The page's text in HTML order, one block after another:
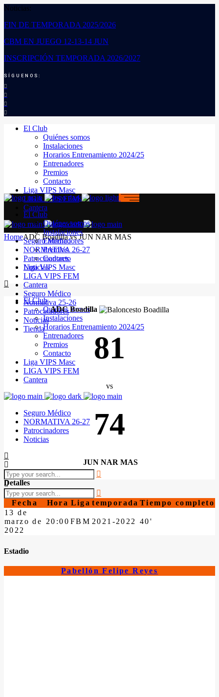
Noticias:
FIN DE TEMPORADA 2025/2026
CBM EN JUEGO 12-13-14 JUN
INSCRIPCIÓN TEMPORADA 2026/2027
SÍGUENOS:
El Club
Quiénes somos
Instalaciones
Horarios Entrenamiento 2024/25
Entrenadores
Premios
Contacto
Liga VIPS Masc
LIGA VIPS FEM
Cantera
Seguro Médico
NORMATIVA 26-27
Patrocinadores
Noticias
El Club
Quiénes somos
Instalaciones
Horarios Entrenamiento 2024/25
Entrenadores
Premios
Contacto
Liga VIPS Masc
LIGA VIPS FEM
Cantera
Seguro Médico
NORMATIVA 26-27
Patrocinadores
Noticias
El Club
Quiénes somos
Instalaciones
Entrenadores
Premios
Contacto
Liga VIPS Masc
LIGA VIPS FEM
Cantera
Seguro Médico
Normativa 25-26
Patrocinadores
Noticias
Tienda
HomeADC Boadilla vs JUN NAR MAS
ADC Boadilla
81
vs
74
JUN NAR MAS
Detalles
Fecha Hora Liga temporada Tiempo completo
13 de
marzo de
2022
20:00 FBM 2021-2022 40'
Estadio
Pabellón Felipe Reyes